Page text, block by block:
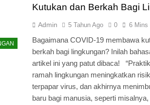
Tantangan dan Harapan untuk Lansia
Kutukan dan Berkah Bagi
Admin 5 Tahun Ago 0 6 Mins
Bagaimana COVID-19 membawa
berkah bagi lingkungan? Inilah
artikel ini yang patut dibaca!
ramah lingkungan meningkatkan
terpapar virus, dan akhirnya
baru bagi manusia, seperti